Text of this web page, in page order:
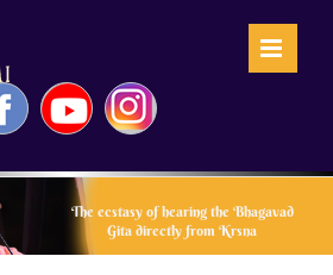
FacebookYouTubeInstagram
The ecstasy of hearing the Bhagavad
Gita directly from Krsna